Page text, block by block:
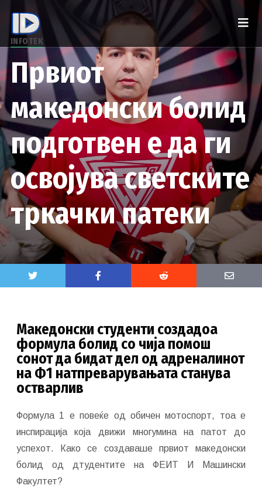
INFOTEK
Првиот
македонски болид
подготвен е да ги
освојува светските
тркачки патеки
Македонски студенти создадоа
формула болид со чија помош
сонот да бидат дел од адреналинот
на Ф1 натпреварувањата станува
остварлив
Формула 1 е повеќе од обичен мотоспорт, тоа е
инспирација која движи многумина на патот до
успехот. Како се создаваше првиот македонски
болид од дтудентите на ФЕИТ И Машински
Факултет?